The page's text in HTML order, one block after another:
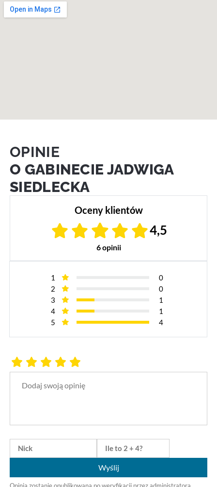
OPINIE
O GABINECIE JADWIGA
SIEDLECKA
Oceny klientów
4,5
6 opinii
1
0
2
0
3
1
4
1
5
4
Wyślij